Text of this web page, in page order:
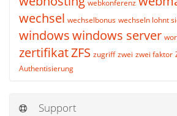
webkonferenz
wechsel wechselbonus wechseln lohnt
windowswindows server
zertifikatZFS zugriff zwei zwei faktor
Authentisierung
Support